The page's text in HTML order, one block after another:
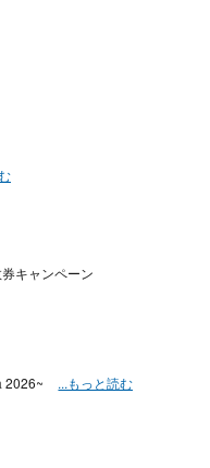
キャンペーン
2026~ ...もっと読む